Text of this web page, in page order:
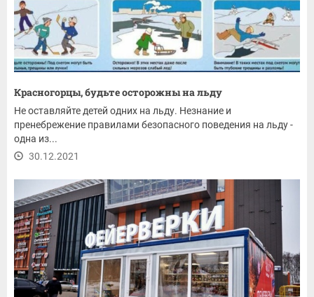
Красногорцы, будьте осторожны на льду
Не оставляйте детей одних на льду. Незнание и
пренебрежение правилами безопасного поведения на льду -
одна из...
30.12.2021